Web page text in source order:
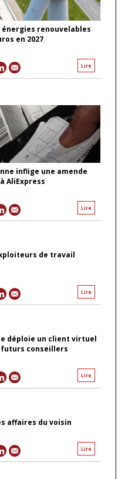
énergies renouvelables
en 2027
Lire
inflige une amende
AliExpress
Lire
de travail
Lire
déploie un client virtuel
futurs conseillers
Lire
affaires du voisin
Lire